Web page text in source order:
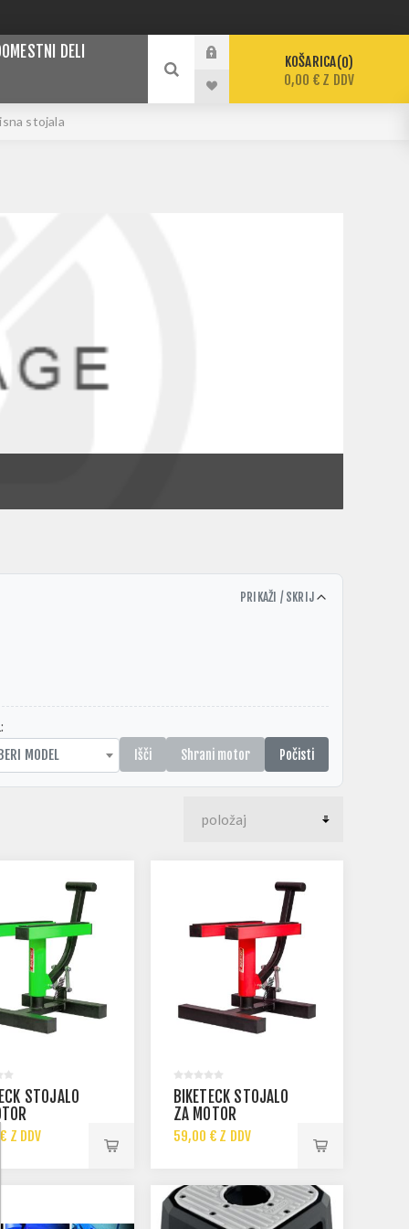
DELI
KOŠARICA 0
0,00 € Z DDV
stojala
PRIKAŽI / SKRIJ
MODEL Išči Shrani motor Počisti
STOJALO
Z DDV
Z DDV
BIKETECK STOJALO
ZA MOTOR
59,00 € Z DDV